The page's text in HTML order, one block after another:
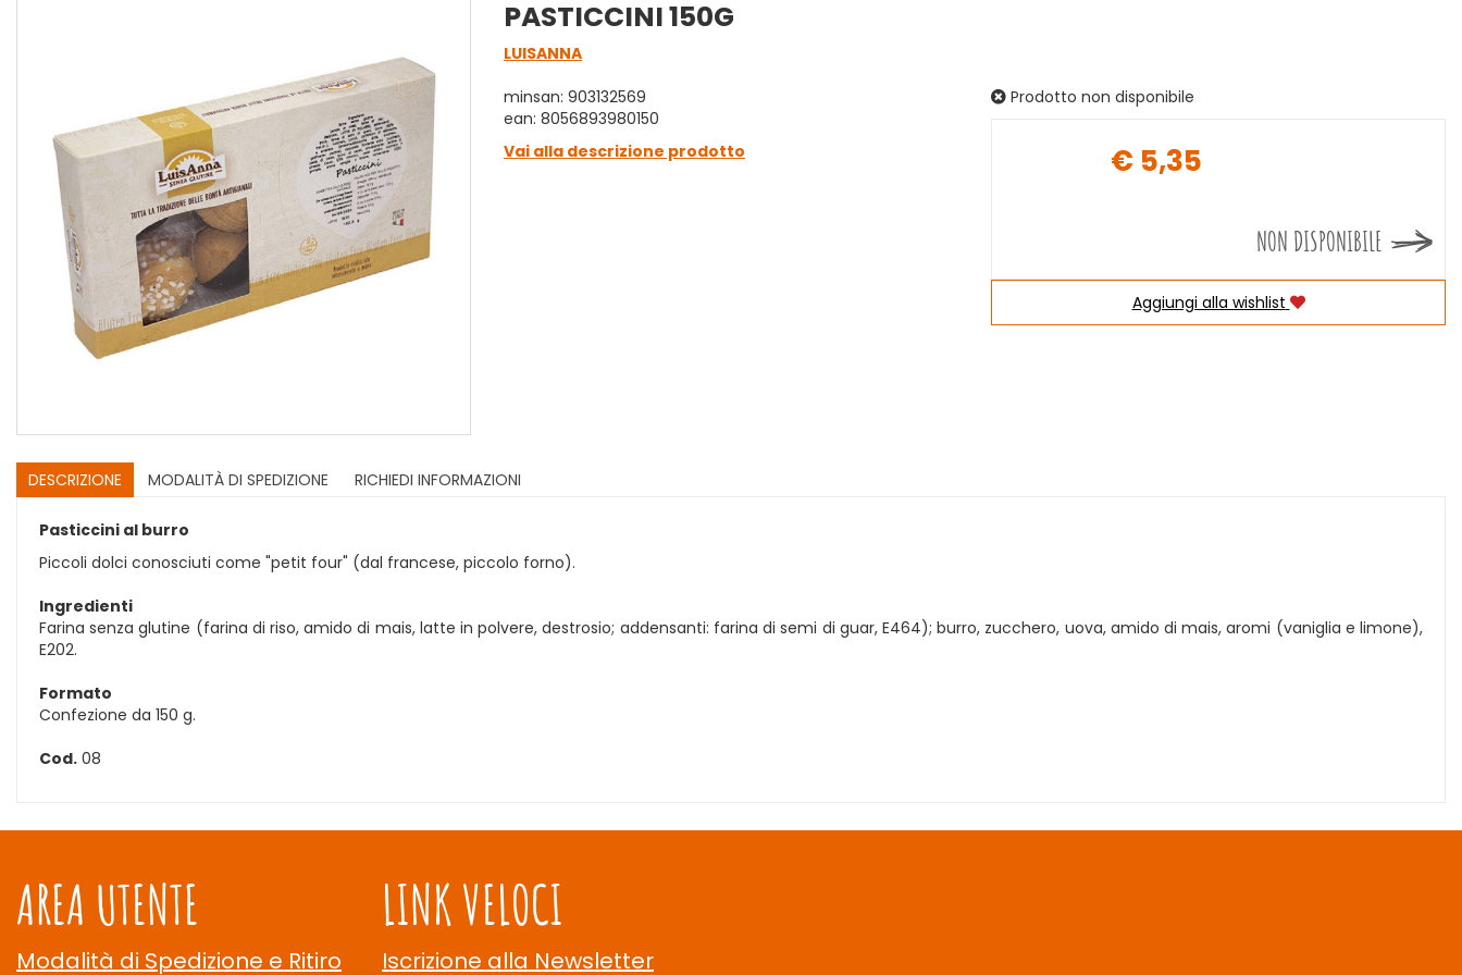
PASTICCINI 150G
LUISANNA
minsan: 903132569
ean: 8056893980150
Vai alla descrizione prodotto
Prodotto non disponibile
€ 5,35
NON DISPONIBILE
Aggiungi alla wishlist
DESCRIZIONE MODALITÀ DI SPEDIZIONE RICHIEDI INFORMAZIONI
Pasticcini al burro
Piccoli dolci conosciuti come "petit four" (dal francese, piccolo forno).
Ingredienti
Farina senza glutine (farina di riso, amido di mais, latte in polvere, destrosio; addensanti: farina di semi di guar, E464); burro, zucchero, uova, amido di mais, aromi (vaniglia e limone),
E202.
Formato
Confezione da 150 g.
Cod. 08
AREA UTENTE
Modalità di Spedizione e Ritiro
LINK VELOCI
Iscrizione alla Newsletter